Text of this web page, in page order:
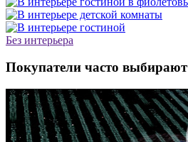
Без интерьера
Покупатели часто выбирают